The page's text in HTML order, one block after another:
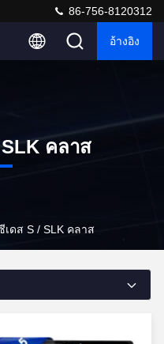
86-756-8120312
อ้างอิง
SLK คลาส
เดส S / SLK คลาส